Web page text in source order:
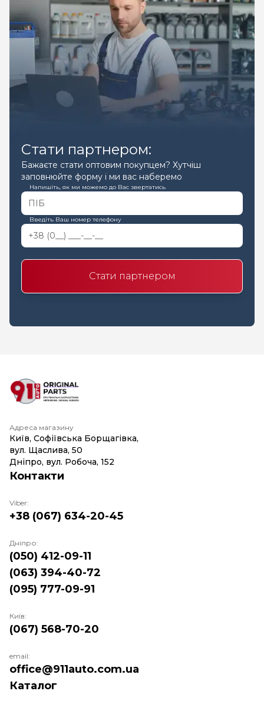
Стати партнером:
Бажаєте стати оптовим покупцем? Хутчіш
заповнюйте форму і ми вас наберемо
Напишіть, як ми можемо до Вас звертатись
Введіть Ваш номер телефону
Стати партнером
Адреса магазину
Київ, Софіївська Борщагівка,
вул. Щаслива, 50
Дніпро, вул. Робоча, 152
Каталог
Контакти
Viber:
+38 (067) 634-20-45
Дніпро:
(050) 412-09-11
(063) 394-40-72
(095) 777-09-91
Київ:
(067) 568-70-20
email:
office@911auto.com.ua